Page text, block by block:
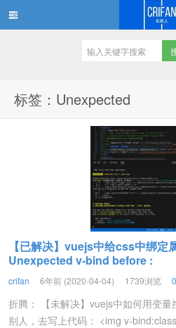
标签：Unexpected
【已解决】vuejs中给css中绑定
Unexpected v-bind before :
crifan 6年前 (2020-04-04) 1739浏览
折腾： 【未解决】vuejs中如何用变
别人，去写上代码： <img v-